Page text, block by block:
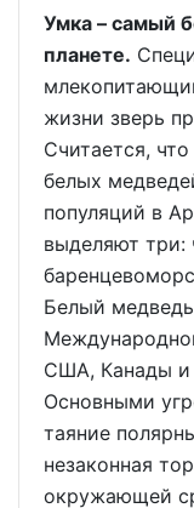
Умка – самый
планете.
жизни зверь
Считается,
белых
популяций в
выделяют три:
Белый
США, Канады и
Основными
таяние
незаконная
окружающей